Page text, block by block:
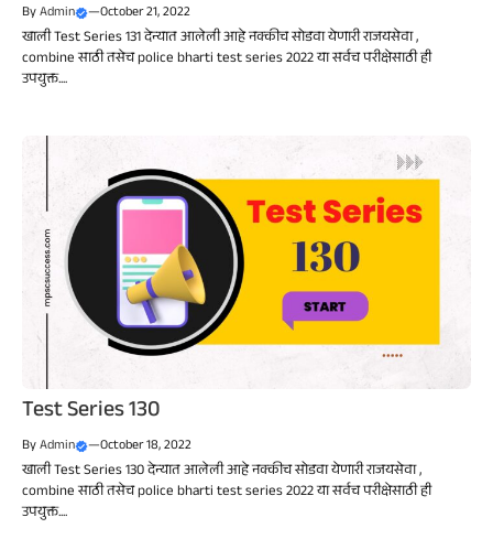
ByAdmin —October 21, 2022
खाली Test Series 131 देन्यात आलेली आहे नक्कीच सोडवा येणारी राजयसेवा ,
combine साठी तसेच police bharti test series 2022 या सर्वच परीक्षेसाठी ही
उपयुक्त....
Test Series 130
ByAdmin —October 18, 2022
खाली Test Series 130 देन्यात आलेली आहे नक्कीच सोडवा येणारी राजयसेवा ,
combine साठी तसेच police bharti test series 2022 या सर्वच परीक्षेसाठी ही
उपयुक्त....